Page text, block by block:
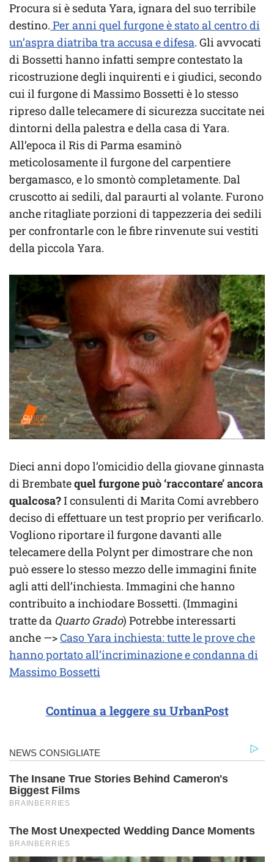
Procura si è seduta Yara, ignara del suo terribile
destino. Per anni quel furgone è stato al centro di
un’aspra diatriba tra accusa e difesa. Gli avvocati
di Bossetti hanno infatti sempre contestato la
ricostruzione degli inquirenti e i giudici, secondo
cui il furgone di Massimo Bossetti è lo stesso
ripreso dalle telecamere di sicurezza succitate nei
dintorni della palestra e della casa di Yara.
All’epoca il Ris di Parma esaminò
meticolosamente il furgone del carpentiere
bergamasco, e lo smontò completamente. Dal
cruscotto ai sedili, dal paraurti al volante. Furono
anche ritagliate porzioni di tappezzeria dei sedili
per confrontarle con le fibre rinvenute sui vestiti
della piccola Yara.
Dieci anni dopo l’omicidio della giovane ginnasta
di Brembatequel furgone può ‘raccontare’ ancora
qualcosa?I consulenti di Marita Comi avrebbero
deciso di effettuare un test proprio per verificarlo.
Vogliono riportare il furgone davanti alle
telecamere della Polynt per dimostrare che non
può essere lo stesso mezzo delle immagini finite
agli atti dell’inchiesta. Immagini che hanno
contribuito a inchiodare Bossetti. (Immagini
tratte da Quarto Grado) Potrebbe interessarti
anche —>Caso Yara inchiesta: tutte le prove che
hanno portato all’incriminazione e condanna di
Massimo Bossetti
Continua a leggere su UrbanPost